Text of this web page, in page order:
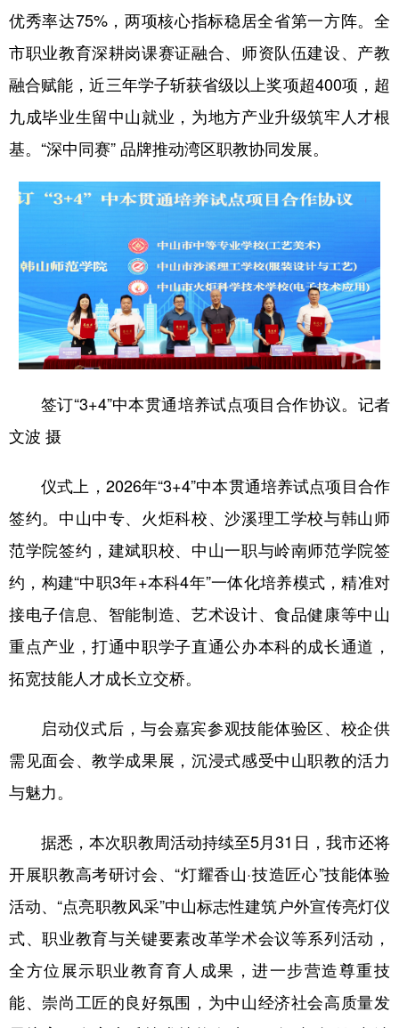
优秀率达75%，两项核心指标稳居全省第一方阵。全
市职业教育深耕岗课赛证融合、师资队伍建设、产教
融合赋能，近三年学子斩获省级以上奖项超400项，超
九成毕业生留中山就业，为地方产业升级筑牢人才根
基。“深中同赛” 品牌推动湾区职教协同发展。
签订“3+4”中本贯通培养试点项目合作协议。记者
文波 摄
仪式上，2026年“3+4”中本贯通培养试点项目合作
签约。中山中专、火炬科校、沙溪理工学校与韩山师
范学院签约，建斌职校、中山一职与岭南师范学院签
约，构建“中职3年+本科4年”一体化培养模式，精准对
接电子信息、智能制造、艺术设计、食品健康等中山
重点产业，打通中职学子直通公办本科的成长通道，
拓宽技能人才成长立交桥。
启动仪式后，与会嘉宾参观技能体验区、校企供
需见面会、教学成果展，沉浸式感受中山职教的活力
与魅力。
据悉，本次职教周活动持续至5月31日，我市还将
开展职教高考研讨会、“灯耀香山·技造匠心”技能体验
活动、“点亮职教风采”中山标志性建筑户外宣传亮灯仪
式、职业教育与关键要素改革学术会议等系列活动，
全方位展示职业教育育人成果，进一步营造尊重技
能、崇尚工匠的良好氛围，为中山经济社会高质量发